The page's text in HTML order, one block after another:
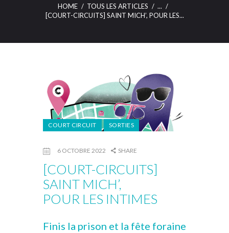
HOME TOUS LES ARTICLES
...
[COURT-CIRCUITS] SAINT MICH’, POUR LES...
Lieux
COURT CIRCUIT SORTIES
6 OCTOBRE 2022 SHARE
[COURT-CIRCUITS]
SAINT MICH’,
POUR LES INTIMES
Finis la prison et la fête foraine